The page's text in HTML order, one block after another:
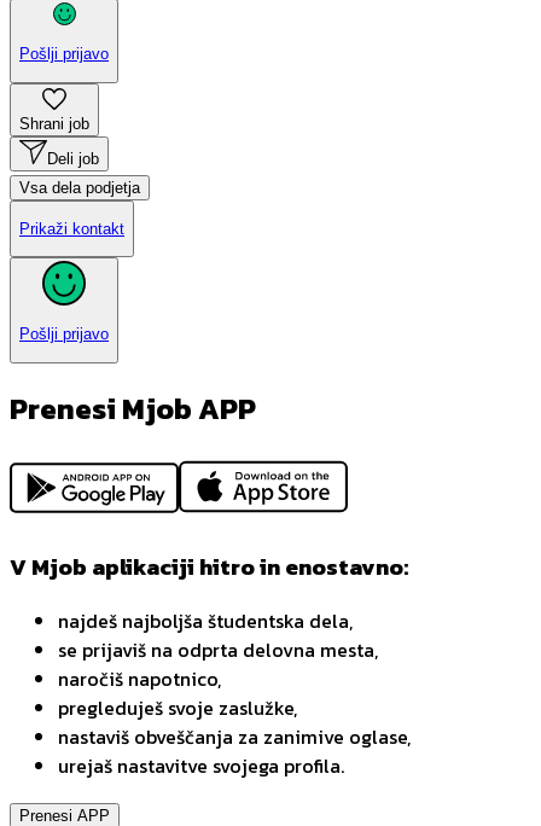
Pošlji prijavo
Shrani job
Deli job
Vsa dela podjetja
Prikaži kontakt
Pošlji prijavo
Prenesi Mjob APP
V Mjob aplikaciji hitro in enostavno:
najdeš najboljša študentska dela,
se prijaviš na odprta delovna mesta,
naročiš napotnico,
pregleduješ svoje zaslužke,
nastaviš obveščanja za zanimive oglase,
urejaš nastavitve svojega profila.
Prenesi APP